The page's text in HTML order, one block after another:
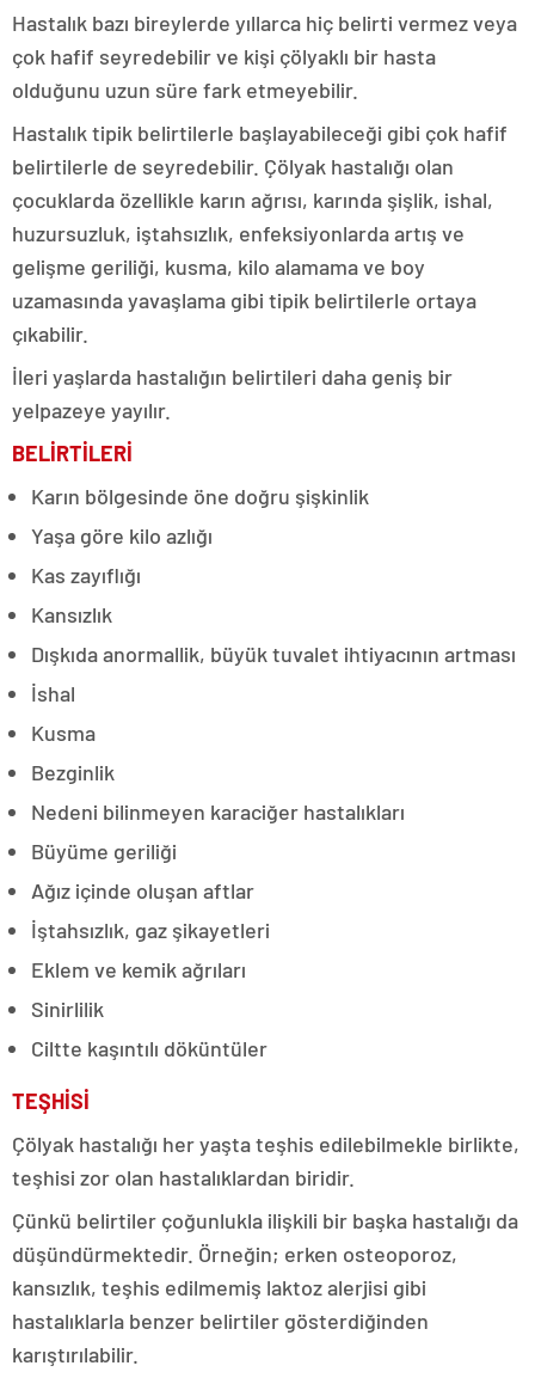
Hastalık bazı bireylerde yıllarca hiç belirti vermez veya
çok hafif seyredebilir ve kişi çölyaklı bir hasta
olduğunu uzun süre fark etmeyebilir.
Hastalık tipik belirtilerle başlayabileceği gibi çok hafif
belirtilerle de seyredebilir. Çölyak hastalığı olan
çocuklarda özellikle karın ağrısı, karında şişlik, ishal,
huzursuzluk, iştahsızlık, enfeksiyonlarda artış ve
gelişme geriliği, kusma, kilo alamama ve boy
uzamasında yavaşlama gibi tipik belirtilerle ortaya
çıkabilir.
İleri yaşlarda hastalığın belirtileri daha geniş bir
yelpazeye yayılır.
BELİRTİLERİ
Karın bölgesinde öne doğru şişkinlik
Yaşa göre kilo azlığı
Kas zayıflığı
Kansızlık
Dışkıda anormallik, büyük tuvalet ihtiyacının artması
İshal
Kusma
Bezginlik
Nedeni bilinmeyen karaciğer hastalıkları
Büyüme geriliği
Ağız içinde oluşan aftlar
İştahsızlık, gaz şikayetleri
Eklem ve kemik ağrıları
Sinirlilik
Ciltte kaşıntılı döküntüler
TEŞHİSİ
Çölyak hastalığı her yaşta teşhis edilebilmekle birlikte,
teşhisi zor olan hastalıklardan biridir.
Çünkü belirtiler çoğunlukla ilişkili bir başka hastalığı da
düşündürmektedir. Örneğin; erken osteoporoz,
kansızlık, teşhis edilmemiş laktoz alerjisi gibi
hastalıklarla benzer belirtiler gösterdiğinden
karıştırılabilir.